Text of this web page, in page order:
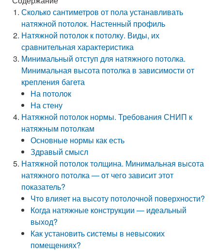
Сколько сантиметров от пола устанавливать
натяжной потолок. Настенный профиль
Натяжной потолок к потолку. Виды, их
сравнительная характеристика
Минимальный отступ для натяжного потолка.
Минимальная высота потолка в зависимости от
крепления багета
На потолок
На стену
Натяжной потолок нормы. Требования СНИП к
натяжным потолкам
Основные нормы как есть
Здравый смысл
Натяжной потолок толщина. Минимальная высота
натяжного потолка — от чего зависит этот
показатель?
Что влияет на высоту потолочной поверхности?
Когда натяжные конструкции — идеальный
выход?
Как установить системы в невысоких
помещениях?